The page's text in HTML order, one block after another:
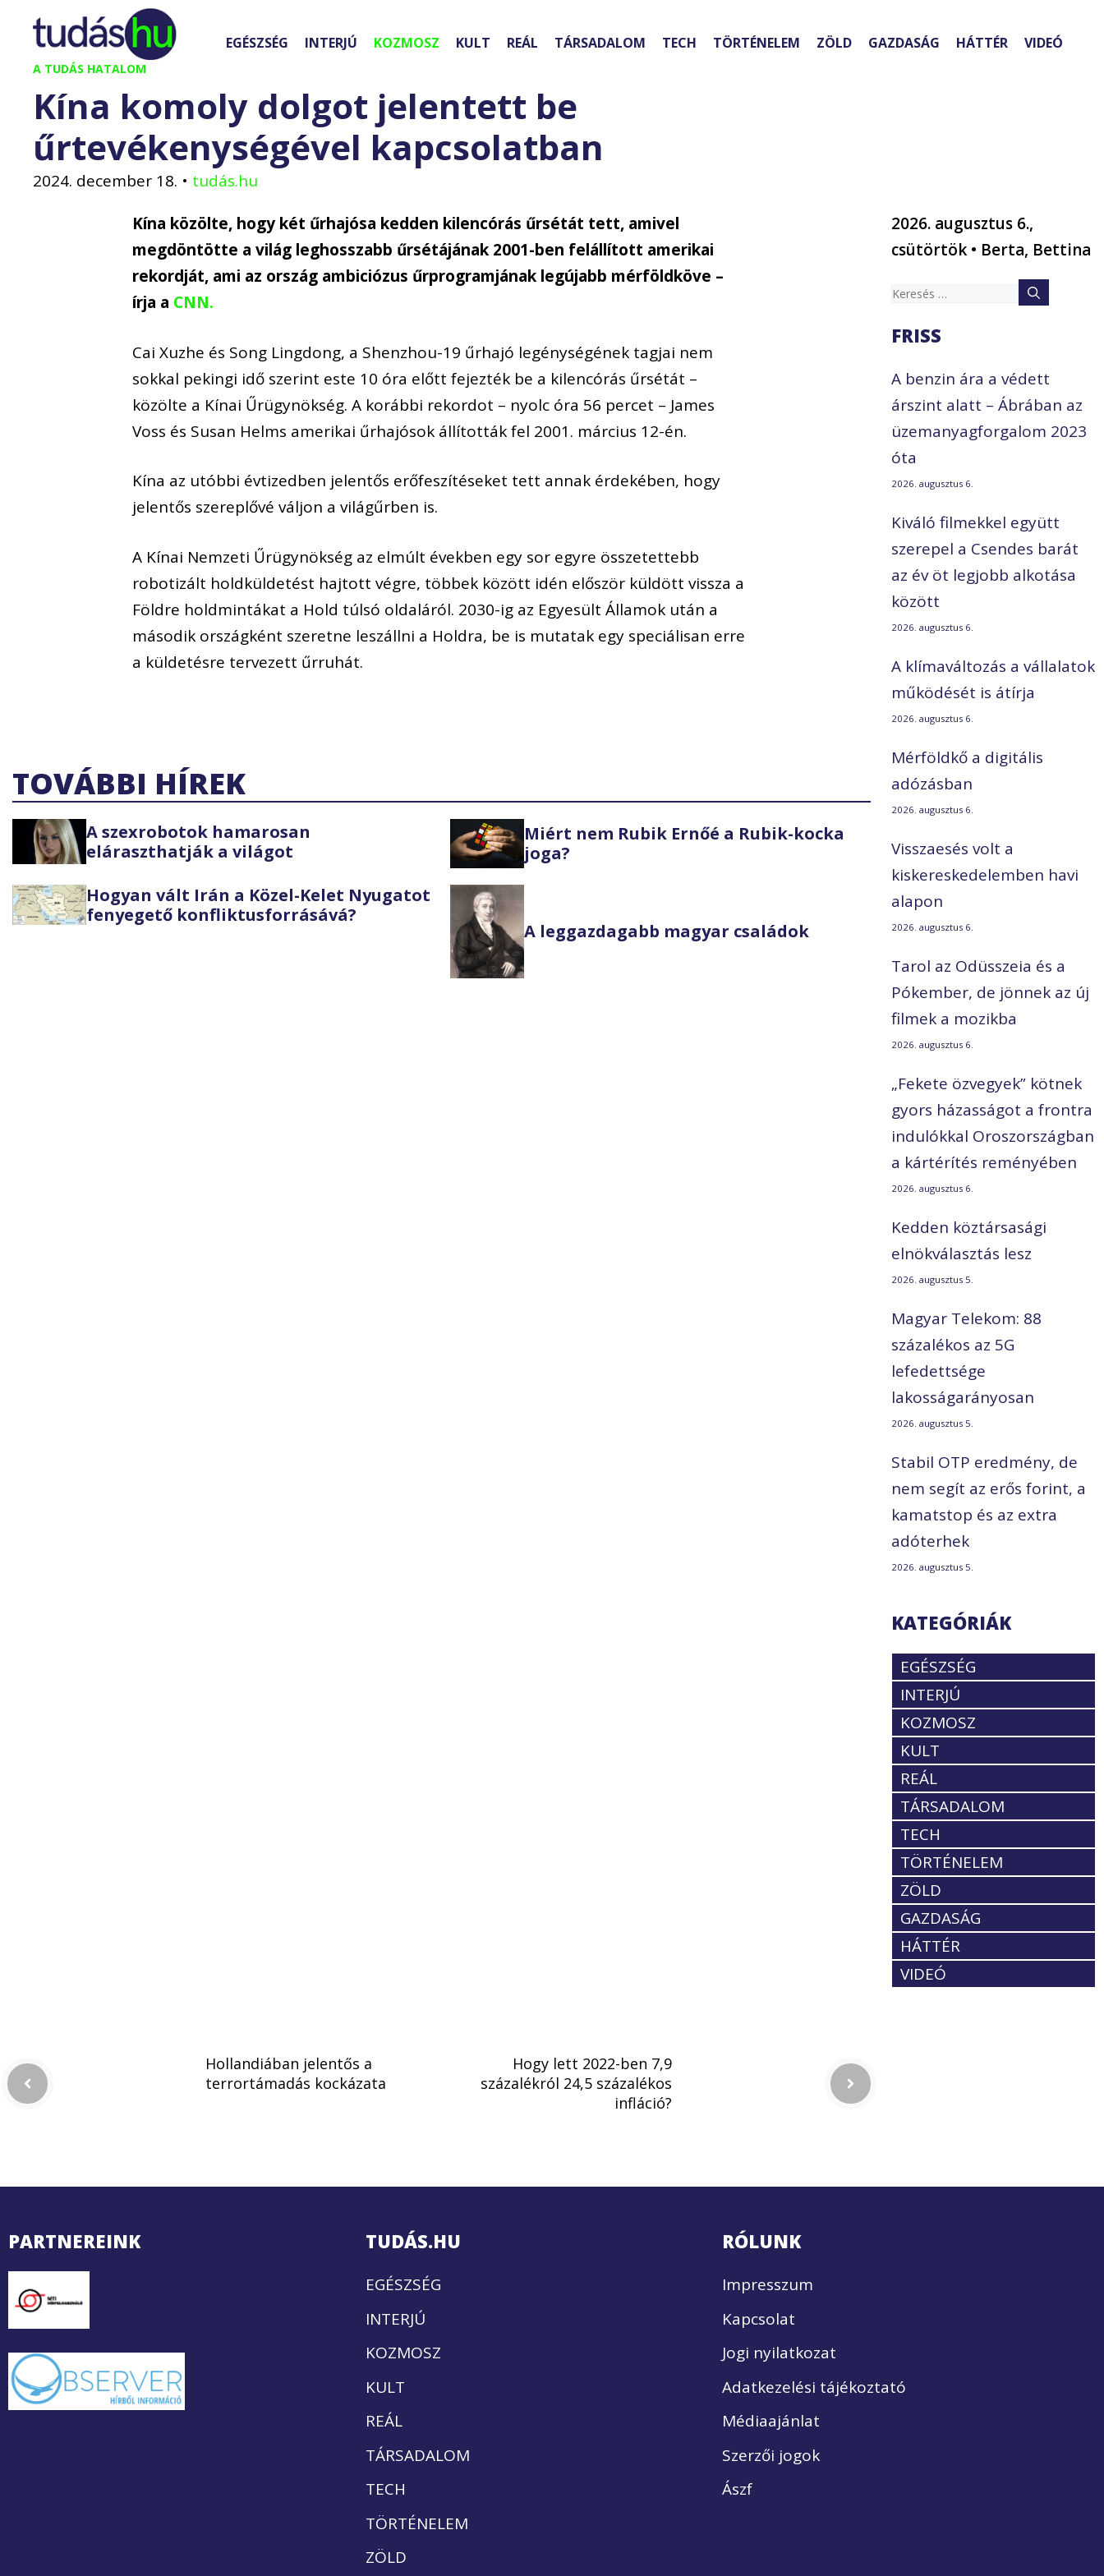
Kilépés
tartalomba
A TUDÁS HATALOM
EGÉSZSÉG INTERJÚ KOZMOSZ KULT REÁL TÁRSADALOM TECH TÖRTÉNELEM ZÖLD GAZDASÁG HÁTTÉR VIDEÓ
Kína komoly dolgot jelentett be
űrtevékenységével kapcsolatban
2024. december 18. • tudás.hu
Kína közölte, hogy két űrhajósa kedden kilencórás űrsétát tett, amivel
megdöntötte a világ leghosszabb űrsétájának 2001-ben felállított amerikai
rekordját, ami az ország ambiciózus űrprogramjának legújabb mérföldköve –
írja a CNN.
Cai Xuzhe és Song Lingdong, a Shenzhou-19 űrhajó legénységének tagjai nem
sokkal pekingi idő szerint este 10 óra előtt fejezték be a kilencórás űrsétát –
közölte a Kínai Űrügynökség. A korábbi rekordot – nyolc óra 56 percet – James
Voss és Susan Helms amerikai űrhajósok állították fel 2001. március 12-én.
Kína az utóbbi évtizedben jelentős erőfeszítéseket tett annak érdekében, hogy
jelentős szereplővé váljon a világűrben is.
A Kínai Nemzeti Űrügynökség az elmúlt években egy sor egyre összetettebb
robotizált holdküldetést hajtott végre, többek között idén először küldött vissza a
Földre holdmintákat a Hold túlsó oldaláról. 2030-ig az Egyesült Államok után a
második országként szeretne leszállni a Holdra, be is mutatak egy speciálisan erre
a küldetésre tervezett űrruhát.
TOVÁBBI HÍREK
A szexrobotok hamarosan
eláraszthatják a világot
Miért nem Rubik Ernőé a Rubik-kocka
joga?
Hogyan vált Irán a Közel-Kelet Nyugatot
fenyegető konfliktusforrásává?
A leggazdagabb magyar családok
2026. augusztus 6.,
csütörtök • Berta, Bettina
Keresés:
FRISS
A benzin ára a védett
árszint alatt – Ábrában az
üzemanyagforgalom 2023
óta
2026. augusztus 6.
Kiváló filmekkel együtt
szerepel a Csendes barát
az év öt legjobb alkotása
között
2026. augusztus 6.
A klímaváltozás a vállalatok
működését is átírja
2026. augusztus 6.
Mérföldkő a digitális
adózásban
2026. augusztus 6.
Visszaesés volt a
kiskereskedelemben havi
alapon
2026. augusztus 6.
Tarol az Odüsszeia és a
Pókember, de jönnek az új
filmek a mozikba
2026. augusztus 6.
„Fekete özvegyek” kötnek
gyors házasságot a frontra
indulókkal Oroszországban
a kártérítés reményében
2026. augusztus 6.
Kedden köztársasági
elnökválasztás lesz
2026. augusztus 5.
Magyar Telekom: 88
százalékos az 5G
lefedettsége
lakosságarányosan
2026. augusztus 5.
Stabil OTP eredmény, de
nem segít az erős forint, a
kamatstop és az extra
adóterhek
2026. augusztus 5.
KATEGÓRIÁK
EGÉSZSÉG
INTERJÚ
KOZMOSZ
KULT
REÁL
TÁRSADALOM
TECH
TÖRTÉNELEM
ZÖLD
GAZDASÁG
HÁTTÉR
VIDEÓ
Hollandiában jelentős a
terrortámadás kockázata
Hogy lett 2022-ben 7,9
százalékról 24,5 százalékos
infláció?
PARTNEREINK TUDÁS.HU
EGÉSZSÉG
INTERJÚ
KOZMOSZ
KULT
REÁL
TÁRSADALOM
TECH
TÖRTÉNELEM
ZÖLD
RÓLUNK
Impresszum
Kapcsolat
Jogi nyilatkozat
Adatkezelési tájékoztató
Médiaajánlat
Szerzői jogok
Ászf